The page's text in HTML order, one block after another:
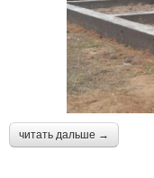
читать дальше →